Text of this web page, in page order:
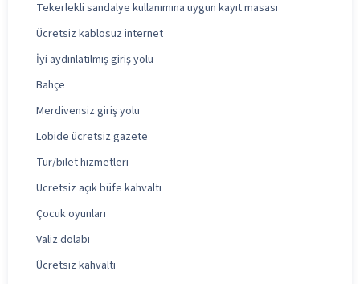
Tekerlekli sandalye kullanımına uygun kayıt masası
Ücretsiz kablosuz internet
İyi aydınlatılmış giriş yolu
Bahçe
Merdivensiz giriş yolu
Lobide ücretsiz gazete
Tur/bilet hizmetleri
Ücretsiz açık büfe kahvaltı
Çocuk oyunları
Valiz dolabı
Ücretsiz kahvaltı